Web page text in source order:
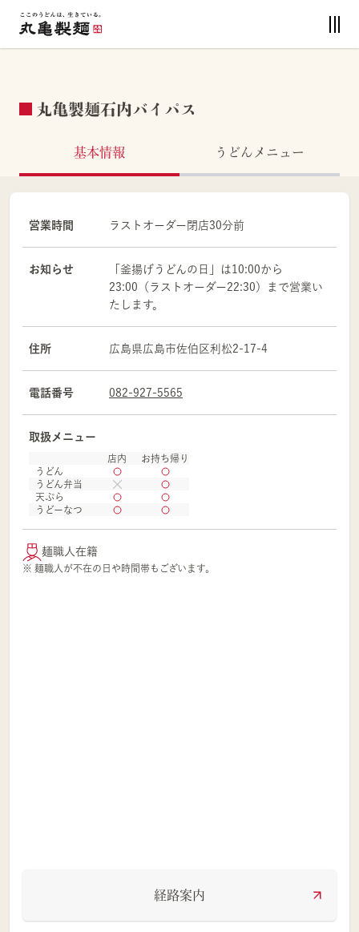
丸亀製麺石内バイパス
基本情報 うどんメニュー
営業時間 ラストオーダー閉店30分前
お知らせ
「釜揚げうどんの日」は10:00から
23:00（ラストオーダー22:30）まで営業い
たします。
住所 広島県広島市佐伯区 利松2-17-4
電話番号 082-927-5565
取扱メニュー
店内
お持ち帰り
うどん
うどん弁当
天ぷら
うどーなつ
麺職人在籍
※ 麺職人が不在の日や時間帯もございます。
経路案内